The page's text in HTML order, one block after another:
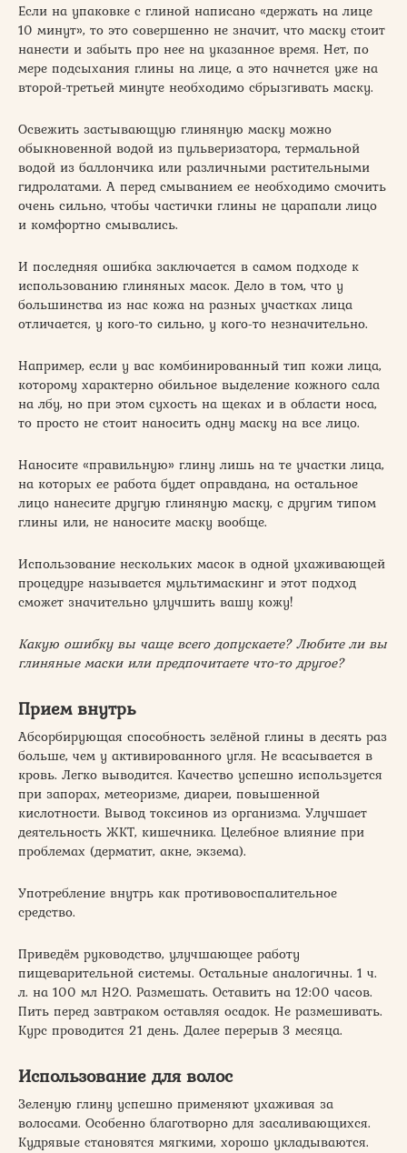
Если на упаковке с глиной написано «держать на лице
10 минут», то это совершенно не значит, что маску стоит
нанести и забыть про нее на указанное время. Нет, по
мере подсыхания глины на лице, а это начнется уже на
второй-третьей минуте необходимо сбрызгивать маску.
Освежить застывающую глиняную маску можно
обыкновенной водой из пульверизатора, термальной
водой из баллончика или различными растительными
гидролатами. А перед смыванием ее необходимо смочить
очень сильно, чтобы частички глины не царапали лицо
и комфортно смывались.
И последняя ошибка заключается в самом подходе к
использованию глиняных масок. Дело в том, что у
большинства из нас кожа на разных участках лица
отличается, у кого-то сильно, у кого-то незначительно.
Например, если у вас комбинированный тип кожи лица,
которому характерно обильное выделение кожного сала
на лбу, но при этом сухость на щеках и в области носа,
то просто не стоит наносить одну маску на все лицо.
Наносите «правильную» глину лишь на те участки лица,
на которых ее работа будет оправдана, на остальное
лицо нанесите другую глиняную маску, с другим типом
глины или, не наносите маску вообще.
Использование нескольких масок в одной ухаживающей
процедуре называется мультимаскинг и этот подход
сможет значительно улучшить вашу кожу!
Какую ошибку вы чаще всего допускаете? Любите ли вы
глиняные маски или предпочитаете что-то другое?
Прием внутрь
Абсорбирующая способность зелёной глины в десять раз
больше, чем у активированного угля. Не всасывается в
кровь. Легко выводится. Качество успешно используется
при запорах, метеоризме, диареи, повышенной
кислотности. Вывод токсинов из организма. Улучшает
деятельность ЖКТ, кишечника. Целебное влияние при
проблемах (дерматит, акне, экзема).
Употребление внутрь как противовоспалительное
средство.
Приведём руководство, улучшающее работу
пищеварительной системы. Остальные аналогичны. 1 ч.
л. на 100 мл Н2О. Размешать. Оставить на 12:00 часов.
Пить перед завтраком оставляя осадок. Не размешивать.
Курс проводится 21 день. Далее перерыв 3 месяца.
Использование для волос
Зеленую глину успешно применяют ухаживая за
волосами. Особенно благотворно для засаливающихся.
Кудрявые становятся мягкими, хорошо укладываются.